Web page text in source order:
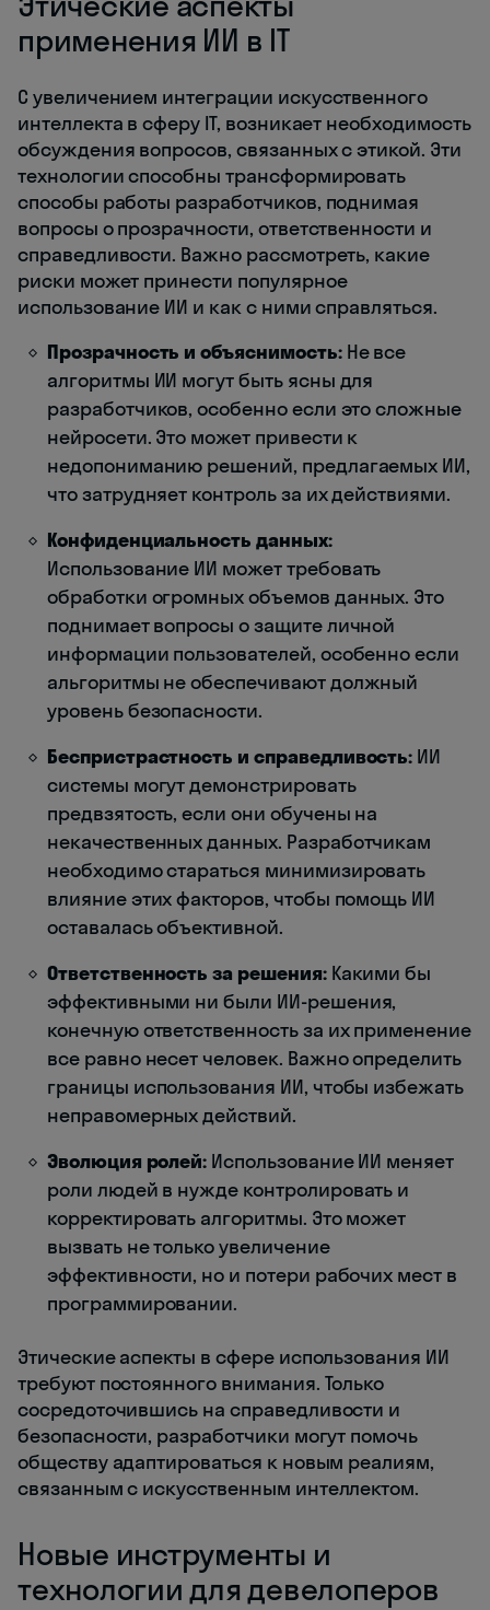
применения ИИ в IT
С увеличением интеграции искусственного
интеллекта в сферу IT, возникает необходимость
обсуждения вопросов, связанных с этикой. Эти
технологии способны трансформировать
способы работы разработчиков, поднимая
вопросы о прозрачности, ответственности и
справедливости. Важно рассмотреть, какие
риски может принести популярное
использование ИИ и как с ними справляться.
Прозрачность и объяснимость:Не все
алгоритмы ИИ могут быть ясны для
разработчиков, особенно если это сложные
нейросети. Это может привести к
недопониманию решений, предлагаемых ИИ,
что затрудняет контроль за их действиями.
Конфиденциальность данных:
Использование ИИ может требовать
обработки огромных объемов данных. Это
поднимает вопросы о защите личной
информации пользователей, особенно если
альгоритмы не обеспечивают должный
уровень безопасности.
Беспристрастность и справедливость: ИИ
системы могут демонстрировать
предвзятость, если они обучены на
некачественных данных. Разработчикам
необходимо стараться минимизировать
влияние этих факторов, чтобы помощь ИИ
оставалась объективной.
Ответственность за решения:Какими бы
эффективными ни были ИИ-решения,
конечную ответственность за их применение
все равно несет человек. Важно определить
границы использования ИИ, чтобы избежать
неправомерных действий.
Эволюция ролей: Использование ИИ меняет
роли людей в нужде контролировать и
корректировать алгоритмы. Это может
вызвать не только увеличение
эффективности, но и потери рабочих мест в
программировании.
Этические аспекты в сфере использования ИИ
требуют постоянного внимания. Только
сосредоточившись на справедливости и
безопасности, разработчики могут помочь
обществу адаптироваться к новым реалиям,
связанным с искусственным интеллектом.
Новые инструменты и
технологии для девелоперов